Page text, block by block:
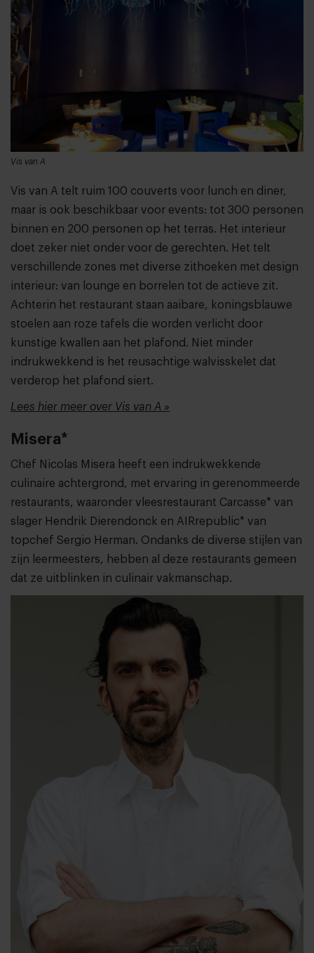
Vis van A
Vis van A telt ruim 100 couverts voor lunch en diner,
maar is ook beschikbaar voor events: tot 300 personen
binnen en 200 personen op het terras. Het interieur
doet zeker niet onder voor de gerechten. Het telt
verschillende zones met diverse zithoeken met design
interieur: van lounge en borrelen tot de actieve zit.
Achterin het restaurant staan aaibare, koningsblauwe
stoelen aan roze tafels die worden verlicht door
kunstige kwallen aan het plafond. Niet minder
indrukwekkend is het reusachtige walvisskelet dat
verderop het plafond siert.
Lees hier meer over Vis van A »
Misera*
Chef Nicolas Misera heeft een indrukwekkende
culinaire achtergrond, met ervaring in gerenommeerde
restaurants, waaronder vleesrestaurant Carcasse* van
slager Hendrik Dierendonck en AIRrepublic* van
topchef Sergio Herman. Ondanks de diverse stijlen van
zijn leermeesters, hebben al deze restaurants gemeen
dat ze uitblinken in culinair vakmanschap.